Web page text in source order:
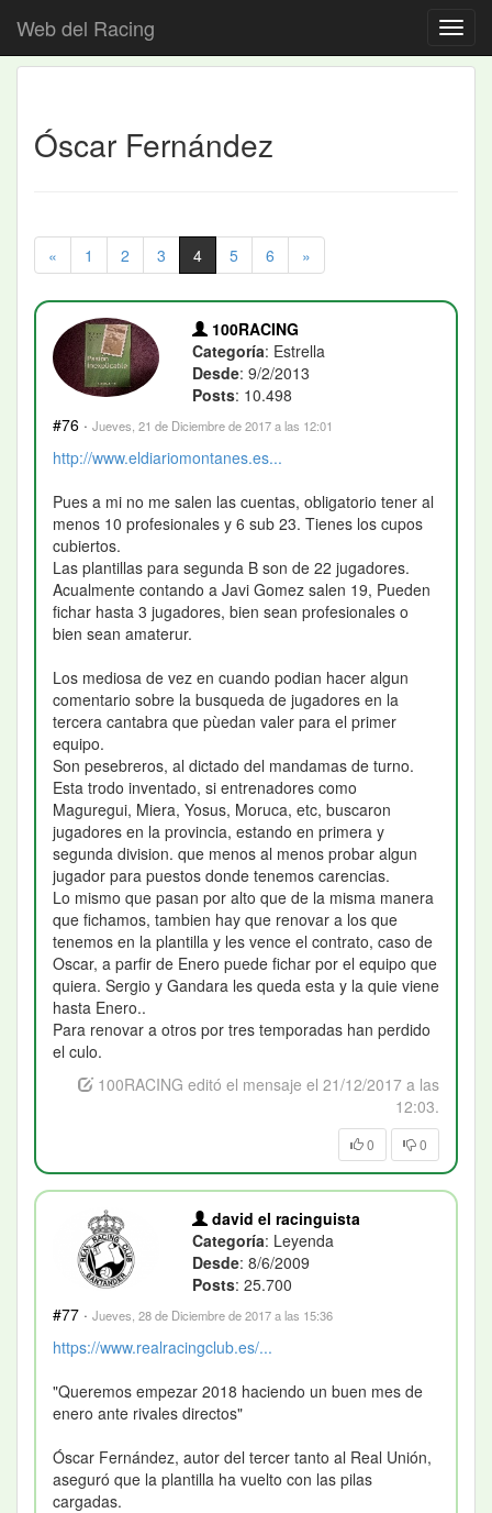
Web del Racing
Óscar Fernández
« 1 2 3 4 5 6 »
100RACING
Categoría: Estrella
Desde: 9/2/2013
Posts: 10.498
#76 · Jueves, 21 de Diciembre de 2017 a las 12:01
http://www.eldiariomontanes.es...
Pues a mi no me salen las cuentas, obligatorio tener al
menos 10 profesionales y 6 sub 23. Tienes los cupos
cubiertos.
Las plantillas para segunda B son de 22 jugadores.
Acualmente contando a Javi Gomez salen 19, Pueden
fichar hasta 3 jugadores, bien sean profesionales o
bien sean amaterur.
Los mediosa de vez en cuando podian hacer algun
comentario sobre la busqueda de jugadores en la
tercera cantabra que pùedan valer para el primer
equipo.
Son pesebreros, al dictado del mandamas de turno.
Esta trodo inventado, si entrenadores como
Maguregui, Miera, Yosus, Moruca, etc, buscaron
jugadores en la provincia, estando en primera y
segunda division. que menos al menos probar algun
jugador para puestos donde tenemos carencias.
Lo mismo que pasan por alto que de la misma manera
que fichamos, tambien hay que renovar a los que
tenemos en la plantilla y les vence el contrato, caso de
Oscar, a parfir de Enero puede fichar por el equipo que
quiera. Sergio y Gandara les queda esta y la quie viene
hasta Enero..
Para renovar a otros por tres temporadas han perdido
el culo.
100RACING editó el mensaje el 21/12/2017 a las
12:03.
0 0
david el racinguista
Categoría: Leyenda
Desde: 8/6/2009
Posts: 25.700
#77 · Jueves, 28 de Diciembre de 2017 a las 15:36
https://www.realracingclub.es/...
"Queremos empezar 2018 haciendo un buen mes de
enero ante rivales directos"
Óscar Fernández, autor del tercer tanto al Real Unión,
aseguró que la plantilla ha vuelto con las pilas
cargadas.